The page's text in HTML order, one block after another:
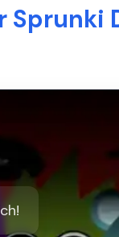
Sprunki